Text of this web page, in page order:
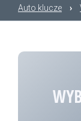
Auto klucze ›